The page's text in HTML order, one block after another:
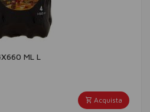
ML L
Acquista